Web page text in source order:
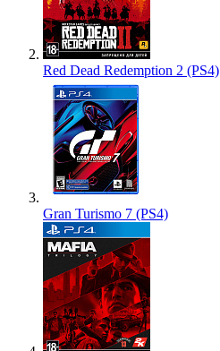
Red Dead Redemption 2 (PS4)
Gran Turismo 7 (PS4)